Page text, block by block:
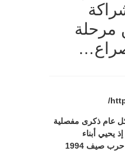
مرحلة
عام ذكرى مفصلية
يحيي أبناء
المحافظات الجنوبية ذكرى حرب صيف 1994